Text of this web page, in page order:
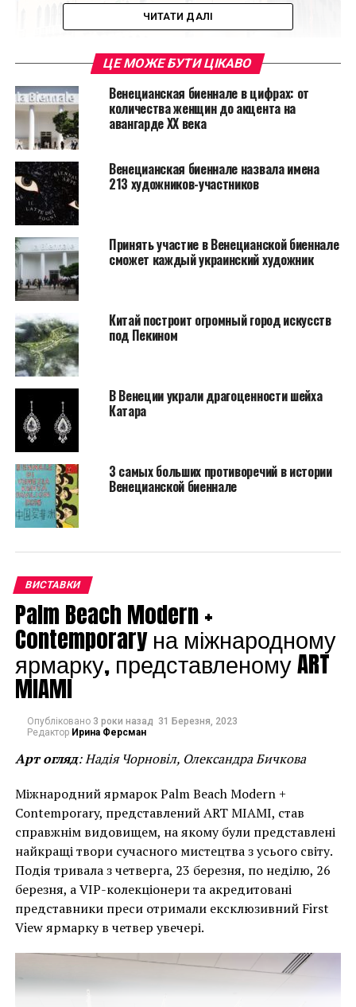
Скульптура под названием «Поддержка» (Support)
была создана совместно с лондонской галереей
Halcyon Gallery и Венецией. Ее можно будет увидеть
до 26 ноября. Инсталляция призвана быть
одновременно предупреждением об
экзистенциальной угрозе, с которой сталкиваются
такие города, как Венеция, из-за повышения уровня
воды в море. Это также призыв к действию –
напоминание о том, что мы, как пара гигантских
белых рук, можем играть роль в замедлении
глобального потепления.
«Поддержка»
отражает «две
стороны человеческой
природы: творческую и
разрушительную, а
также способность
людей действовать и
влиять на историю и
окружающую среду», –
говорится в
публикации галереи
Halcyon.
«Венеция – это
плавучий город
искусства,
вдохновляющий
культуры всего мира
на протяжении многих
веков. Однако, чтобы
все было также и в
будущем, городу нужна
поддержка новых
поколений», –
ЧИТАТИ ДАЛІ
ЦЕ МОЖЕ БУТИ ЦІКАВО
Венецианская биеннале в цифрах: от
количества женщин до акцента на
авангарде XX века
Венецианская биеннале назвала имена
213 художников-участников
Принять участие в Венецианской биеннале
сможет каждый украинский художник
Китай построит огромный город искусств
под Пекином
В Венеции украли драгоценности шейха
Катара
3 самых больших противоречий в истории
Венецианской биеннале
ВИСТАВКИ
Palm Beach Modern +
Contemporary на міжнародному
ярмарку, представленому ART
MIAMI
Опубліковано 3 роки назад 31 Березня, 2023
Редактор Ирина Ферсман
Арт огляд: Надія Чорновіл, Олександра Бичкова
Міжнародний ярмарок Palm Beach Modern +
Contemporary, представлений ART MIAMI, став
справжнім видовищем, на якому були представлені
найкращі твори сучасного мистецтва з усього світу.
Подія тривала з четверга, 23 березня, по неділю, 26
березня, а VIP-колекціонери та акредитовані
представники преси отримали ексклюзивний First
View ярмарку в четвер увечері.